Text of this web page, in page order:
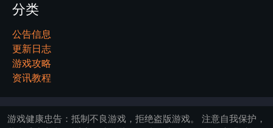
分类
公告信息
更新日志
游戏攻略
资讯教程
游戏健康忠告：抵制不良游戏，拒绝盗版游戏。 注意自我保护，